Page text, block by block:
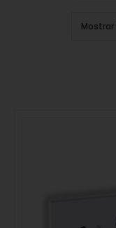
Mostrar